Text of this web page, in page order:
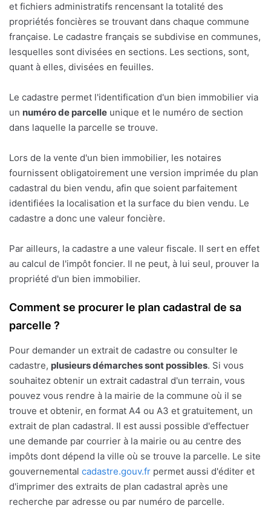
et fichiers administratifs rencensant la totalité des
propriétés foncières se trouvant dans chaque commune
française. Le cadastre français se subdivise en communes,
lesquelles sont divisées en sections. Les sections, sont,
quant à elles, divisées en feuilles.
Le cadastre permet l'identification d'un bien immobilier via
un numéro de parcelle unique et le numéro de section
dans laquelle la parcelle se trouve.
Lors de la vente d'un bien immobilier, les notaires
fournissent obligatoirement une version imprimée du plan
cadastral du bien vendu, afin que soient parfaitement
identifiées la localisation et la surface du bien vendu. Le
cadastre a donc une valeur foncière.
Par ailleurs, la cadastre a une valeur fiscale. Il sert en effet
au calcul de l'impôt foncier. Il ne peut, à lui seul, prouver la
propriété d'un bien immobilier.
Comment se procurer le plan cadastral de sa
parcelle ?
Pour demander un extrait de cadastre ou consulter le
cadastre, plusieurs démarches sont possibles. Si vous
souhaitez obtenir un extrait cadastral d'un terrain, vous
pouvez vous rendre à la mairie de la commune où il se
trouve et obtenir, en format A4 ou A3 et gratuitement, un
extrait de plan cadastral. Il est aussi possible d'effectuer
une demande par courrier à la mairie ou au centre des
impôts dont dépend la ville où se trouve la parcelle. Le site
gouvernemental cadastre.gouv.fr permet aussi d'éditer et
d'imprimer des extraits de plan cadastral après une
recherche par adresse ou par numéro de parcelle.